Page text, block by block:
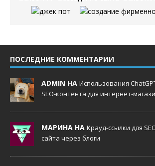
ПОСЛЕДНИЕ КОММЕНТАРИИ
ADMIN НА Использования
SEO-контента для интернет-
МАРИНА НА Крауд-ссылки для
сайта через блоги